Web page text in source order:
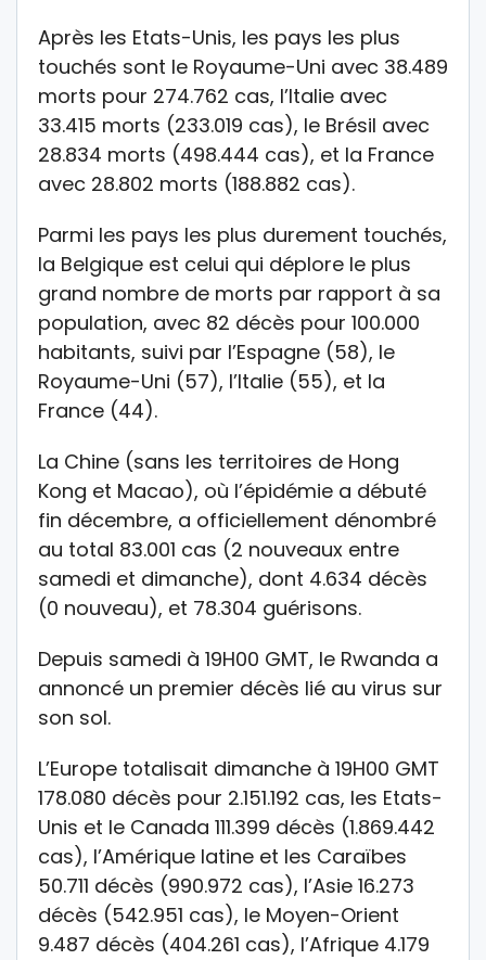
Après les Etats-Unis, les pays les plus
touchés sont le Royaume-Uni avec 38.489
morts pour 274.762 cas, l’Italie avec
33.415 morts (233.019 cas), le Brésil avec
28.834 morts (498.444 cas), et la France
avec 28.802 morts (188.882 cas).
Parmi les pays les plus durement touchés,
la Belgique est celui qui déplore le plus
grand nombre de morts par rapport à sa
population, avec 82 décès pour 100.000
habitants, suivi par l’Espagne (58), le
Royaume-Uni (57), l’Italie (55), et la
France (44).
La Chine (sans les territoires de Hong
Kong et Macao), où l’épidémie a débuté
fin décembre, a officiellement dénombré
au total 83.001 cas (2 nouveaux entre
samedi et dimanche), dont 4.634 décès
(0 nouveau), et 78.304 guérisons.
Depuis samedi à 19H00 GMT, le Rwanda a
annoncé un premier décès lié au virus sur
son sol.
L’Europe totalisait dimanche à 19H00 GMT
178.080 décès pour 2.151.192 cas, les Etats-
Unis et le Canada 111.399 décès (1.869.442
cas), l’Amérique latine et les Caraïbes
50.711 décès (990.972 cas), l’Asie 16.273
décès (542.951 cas), le Moyen-Orient
9.487 décès (404.261 cas), l’Afrique 4.179